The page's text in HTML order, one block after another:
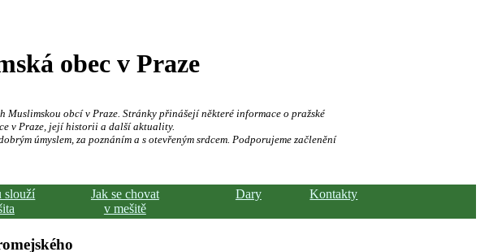
obec v Praze
obcí v Praze. Stránky přinášejí některé informace o pražské
v Praze, její historii a další aktuality.
úmyslem, za poznáním a s otevřeným srdcem. Podporujeme začlenění
slouží
Jak se chovat
v mešitě
Dary Kontakty